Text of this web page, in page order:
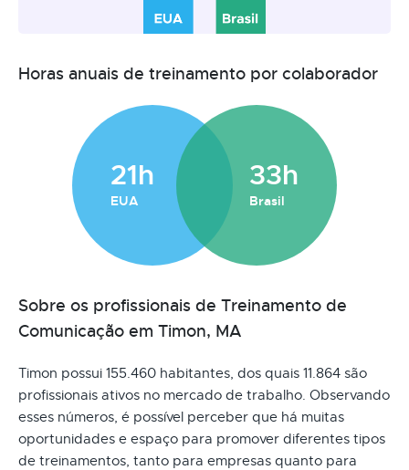
Horas anuais de treinamento por colaborador
21h
EUA
33h
Brasil
Sobre os profissionais de Treinamento de
Comunicação em Timon, MA
Timon possui 155.460 habitantes, dos quais 11.864 são
profissionais ativos no mercado de trabalho. Observando
esses números, é possível perceber que há muitas
oportunidades e espaço para promover diferentes tipos
de treinamentos, tanto para empresas quanto para